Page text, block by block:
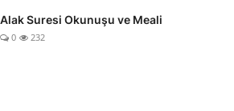
Alak Suresi Okunuşu ve Meali
0 232